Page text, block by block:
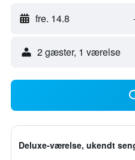
fre. 14.8
2 gæster, 1 værelse
Deluxe-værelse, ukendt